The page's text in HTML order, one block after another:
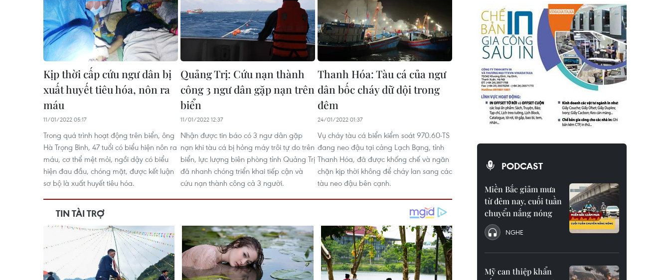
Kịp thời cấp cứu ngư dân bị
xuất huyết tiêu hóa, nôn ra
máu
11/01/2022 05:17
Trong quá trình hoạt động trên biển, ông
Hà Trọng Bình, 47 tuổi có biểu hiện nôn ra
máu, cơ thể mệt mỏi, ngồi dậy có biểu
hiện đau đầu, chóng mặt, được kết luận
sơ bộ là xuất huyết tiêu hóa.
Quảng Trị: Cứu nạn thành
công 3 ngư dân gặp nạn trên
biển
11/01/2022 12:37
Nhận được tin báo có 3 ngư dân gặp
nạn khi tàu cá bị hỏng máy trôi tự do trên
biển, lực lượng biên phòng tỉnh Quảng Trị
đã nhanh chóng triển khai tiếp cận và
cứu nạn thành công cả 3 người.
Thanh Hóa: Tàu cá của ngư
dân bốc cháy dữ dội trong
đêm
24/01/2022 01:37
Vụ cháy tàu cá biển kiểm soát 970.60-TS
đang neo đậu tại cảng Lạch Bạng, tỉnh
Thanh Hóa, đã được khống chế và ngăn
chặn kịp thời không để cháy lan sang các
tàu neo đậu bên cạnh.
PODCAST
Miền Bắc giảm mưa
từ đêm nay, cuối tuần
chuyển nắng nóng
NGHE
Mỹ can thiệp khẩn